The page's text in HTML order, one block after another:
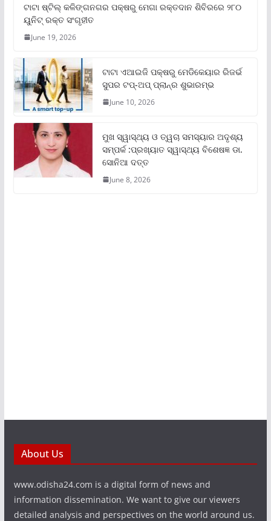
ଟାଟା ଷ୍ଟିଲ୍‌ କଳିଙ୍ଗନଗର ପକ୍ଷରୁ ମେଗା ରକ୍ତଦାନ ଶିବିରରେ ୨୮୦
ୟୁନିଟ୍‌ ରକ୍ତ ସଂଗୃହୀତ
June 19, 2026
ଟାଟା ଏଆଇଜି ପକ୍ଷରୁ ମେଡିକେୟାର ରିଜର୍ଭ
ସୁପର ଟପ୍‌-ଅପ୍ ପ୍ଲାନ୍‌ର ଶୁଭାରମ୍ଭ
June 10, 2026
ମୁଖ ସ୍ୱାସ୍ଥ୍ୟ ଓ ତ୍ୱଚା ସମସ୍ୟାର ଅଦୃଶ୍ୟ
ସମ୍ପର୍କ :ପ୍ରଖ୍ୟାତ ସ୍ୱାସ୍ଥ୍ୟ ବିଶେଷଜ୍ଞ ଡା.
ସୋନିଆ ଦତ୍ତ
June 8, 2026
About Us
www.odisha24.com is a digital form of news and
information dissemination. We want to give our viewers
detailed analysis and perspectives on the world around us.